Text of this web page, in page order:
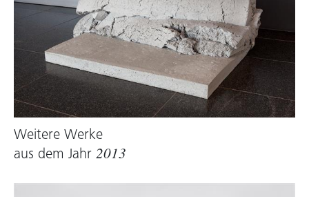
rechten Augenblick aufzuhören. Der Prozess
der Erarbeitung ist ein zentraler Teil des Werks
und bleibt als Spur deutlich.
Markus Schinwald, 2015
Weitere Werke
aus dem Jahr 2013